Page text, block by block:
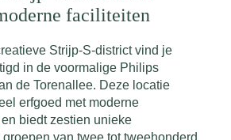
faciliteiten
Strijp-S-district vind je
in de voormalige Philips
de Torenallee. Deze locatie
erfgoed met moderne
en biedt zestien unieke
van twee tot tweehonderd